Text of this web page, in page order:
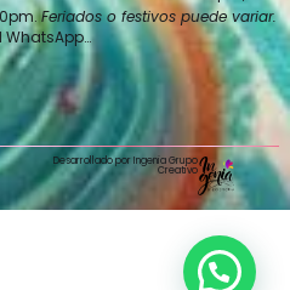
Feriados o festivos puede variar.
WhatsApp…
Desarrollado por Ingenia Grupo
Creativo